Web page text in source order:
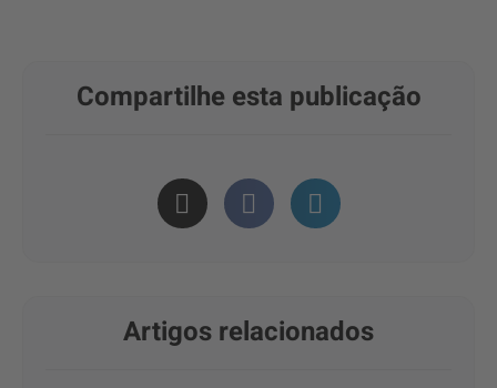
Compartilhe esta publicação
Artigos relacionados